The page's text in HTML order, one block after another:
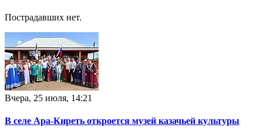
Пострадавших нет.
Вчера, 25 июля, 14:21
В селе Ара-Киреть откроется музей казачьей культуры